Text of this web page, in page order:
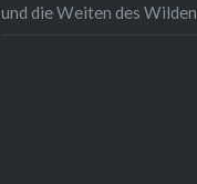
und die Weiten des